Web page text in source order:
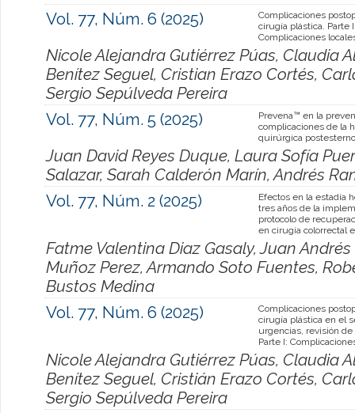
Vol. 77, Núm. 6 (2025)
Complicaciones
cirugía plástica. Parte
Complicaciones
Nicole Alejandra Gutiérrez Púas, Claudia
Benítez Seguel, Cristian Erazo Cortés,
Sergio Sepúlveda Pereira
Vol. 77, Núm. 5 (2025)
Prevena™ en la
complicaciones de la
quirúrgica
Juan David Reyes Duque, Laura Sofía
Salazar, Sarah Calderón Marín, Andrés
Vol. 77, Núm. 2 (2025)
Efectos en la estadía
tres años de la
protocolo de
en cirugía colorrectal
Fatme Valentina Diaz Gasaly, Juan
Muñoz Perez, Armando Soto Fuentes,
Bustos Medina
Vol. 77, Núm. 6 (2025)
Complicaciones
cirugía plástica en el
urgencias, revisión
Parte I:
Nicole Alejandra Gutiérrez Púas, Claudia
Benítez Seguel, Cristián Erazo Cortés,
Sergio Sepúlveda Pereira